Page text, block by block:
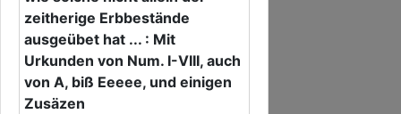
zeitherige Erbbestände
ausgeübet hat ... : Mit
Urkunden von Num. I-VIII, auch
von A, biß Eeeee, und einigen
Zusäzen